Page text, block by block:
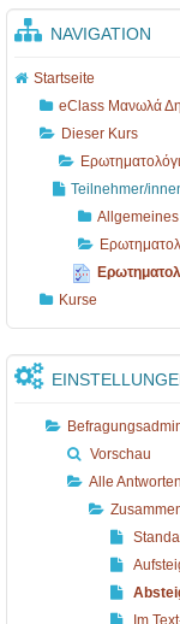
NAVIGATION
Startseite
eClass Μανωλά
Dieser Kurs
Teilnehmer/
Allgemeines
Kurse
Vorschau
Alle